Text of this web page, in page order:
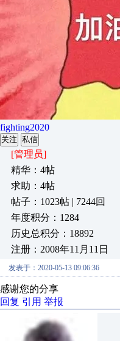
fighting2020
关注 私信
[管理员]
精华：4帖
求助：4帖
帖子：1023帖 | 7244回
年度积分：1284
历史总积分：18892
注册：2008年11月11日
发表于：2020-05-13 09:06:36
感谢您的分享
回复 引用 举报